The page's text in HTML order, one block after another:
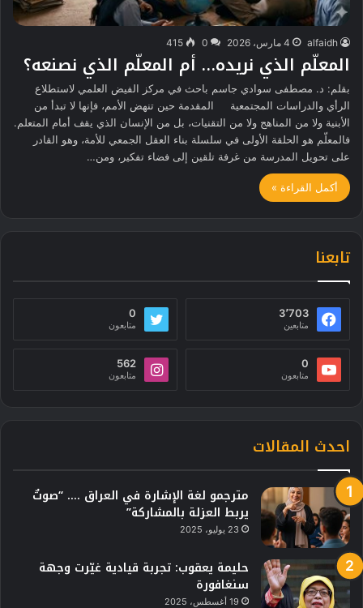
alfaidh 4 مارس، 2026 0
415
المعلّم الذي نريده… أم المعلّم الذي نصنعه؟
بقلم: د. مصطفى سوادي جاسم باحث في مركز الفيض العلمي لاستطلاع
الرأي والدراسات المجتمعية المقدمة حين تنهض الأمم، فإنها لا تبدأ من
الأبنية ولا من المناهج ولا من التقنيات، بل من الإنسان الذي يقف أمام المتعلم.
فالمعلّم هو الحلقة الأولى في سلسلة بناء العقل الجمعي للأمة، وهو القادر
على تحويل المدرسة من غرفة تلقين إلى فضاء تفكير، ومن…
أكمل القراءة »
تابعنا
3٬703
متابعين
0
متابعون
0
متابعون
562
متابعون
احدث المقالات
مترجمو لغة الإشارة في العراق …. “صوتٌ
يربط العزلة بالمشاركة”
23 يوليو، 2025
حليمة يعقوب: تجربة قيادية غيّرت وجهة
سنغافورة
19 أغسطس، 2025